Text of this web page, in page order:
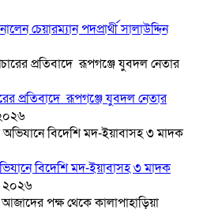
চেয়ারম্যান পদপ্রার্থী সালাউদ্দিন
প্রতিবাদে ‎রূপগঞ্জে যুবদল নেতার
বিদেশি মদ-ইয়াবাসহ ৩ মাদক
২০২৬